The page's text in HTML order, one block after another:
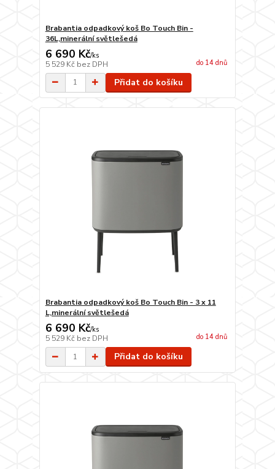
Brabantia odpadkový koš Bo Touch Bin -
36L,minerální světlešedá
6 690 Kč/ks
5 529 Kč bez DPH do 14 dnů
Přidat do košíku
Brabantia odpadkový koš Bo Touch Bin - 3 x 11
L,minerální světlešedá
6 690 Kč/ks
5 529 Kč bez DPH do 14 dnů
Přidat do košíku